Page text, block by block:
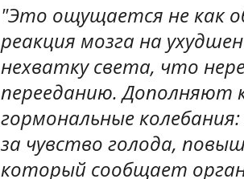
"Это ощущается не как
реакция мозга на
нехватку света, что
перееданию. Дополняют
гормональные
за чувство голода,
который сообщает